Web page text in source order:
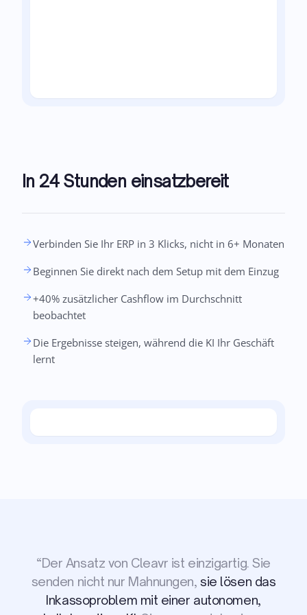
In 24 Stunden einsatzbereit
Verbinden Sie Ihr ERP in 3 Klicks, nicht in 6+ Monaten
Beginnen Sie direkt nach dem Setup mit dem Einzug
+40% zusätzlicher Cashflow im Durchschnitt
beobachtet
Die Ergebnisse steigen, während die KI Ihr Geschäft
lernt
“Der Ansatz von Cleavr ist einzigartig. Sie
senden nicht nur Mahnungen, sie lösen das
Inkassoproblem mit einer autonomen,
Cleavr verbindet sich mit
unserem ERP, startet die Mahnprozesse und
wir
konnten mehrere Monate alte Rechnungen
zurückholen, ohne eine einzige Minute darauf